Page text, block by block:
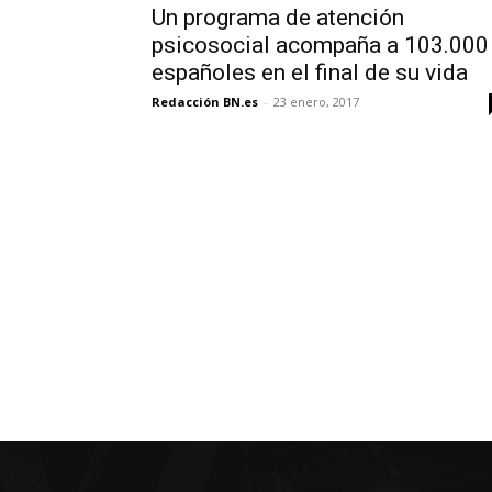
Un programa de atención
psicosocial acompaña a 103.000
españoles en el final de su vida
Redacción BN.es - 23 enero, 2017